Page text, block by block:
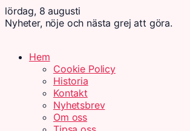
lördag, 8 augusti
Nyheter, nöje och nästa grej att göra.
Hem
Cookie Policy
Historia
Kontakt
Nyhetsbrev
Om oss